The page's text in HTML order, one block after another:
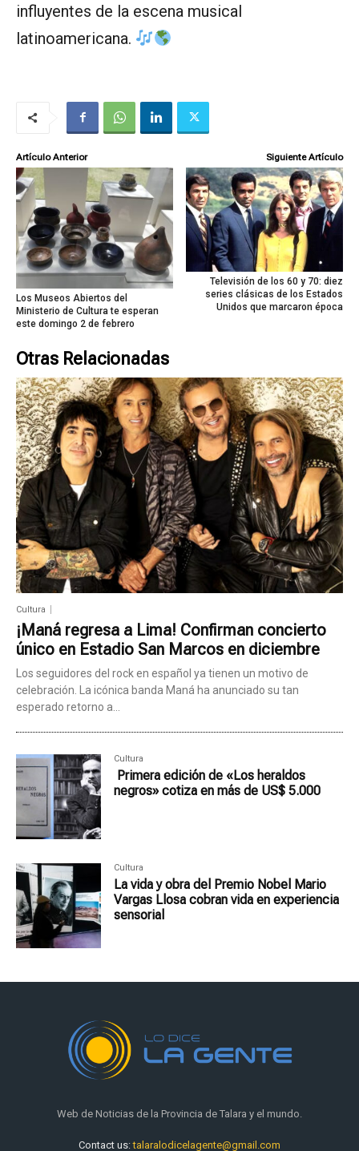
influyentes de la escena musical
latinoamericana.
Artículo Anterior
Los Museos Abiertos del
Ministerio de Cultura te esperan
este domingo 2 de febrero
Siguiente Artículo
Televisión de los 60 y 70: diez
series clásicas de los Estados
Unidos que marcaron época
Otras Relacionadas
Cultura
¡Maná regresa a Lima! Confirman concierto
único en Estadio San Marcos en diciembre
Los seguidores del rock en español ya tienen un motivo de
celebración. La icónica banda Maná ha anunciado su tan
esperado retorno a...
Cultura
Primera edición de «Los heraldos
negros» cotiza en más de US$ 5.000
Cultura
La vida y obra del Premio Nobel Mario
Vargas Llosa cobran vida en experiencia
sensorial
Web de Noticias de la Provincia de Talara y el mundo.
Contact us:talaralodicelagente@gmail.com